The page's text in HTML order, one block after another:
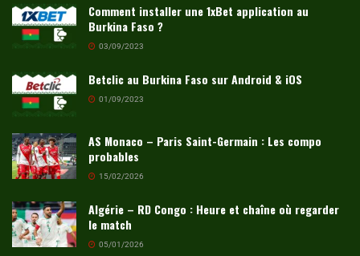
Comment installer une 1xBet application au
Burkina Faso ?
03/09/2023
Betclic au Burkina Faso sur Android & iOS
01/09/2023
AS Monaco – Paris Saint-Germain : Les compo
probables
15/02/2026
Algérie – RD Congo : Heure et chaîne où regarder
le match
05/01/2026